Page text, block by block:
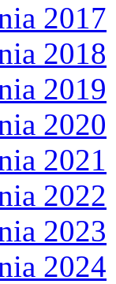
2017
2018
2019
2020
2021
2022
2023
2024